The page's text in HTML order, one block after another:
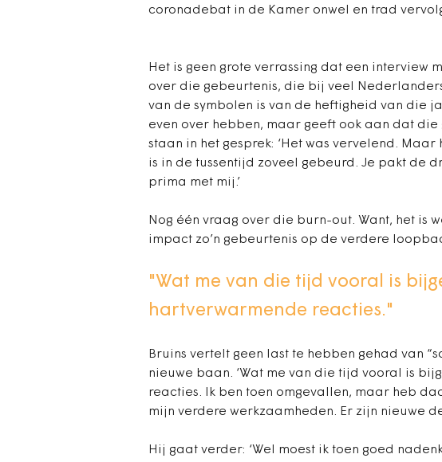
coronadebat in de Kamer onwel en trad
Het is geen grote verrassing dat een interview
over die gebeurtenis, die bij veel
van de symbolen is van de heftigheid van die
even over hebben, maar geeft ook aan dat
staan in het gesprek: ‘Het was vervelend.
is in de tussentijd zoveel gebeurd. Je pakt de
prima met mij.’
Nog één vraag over die burn-out. Want, het is
impact zo’n gebeurtenis op de verdere
"Wat me van die tijd vooral is
hartverwarmende reacties."
Bruins vertelt geen last te hebben gehad van
nieuwe baan. ‘Wat me van die tijd vooral is
reacties. Ik ben toen omgevallen, maar heb
mijn verdere werkzaamheden. Er zijn nieuwe
Hij gaat verder: ‘Wel moest ik toen goed